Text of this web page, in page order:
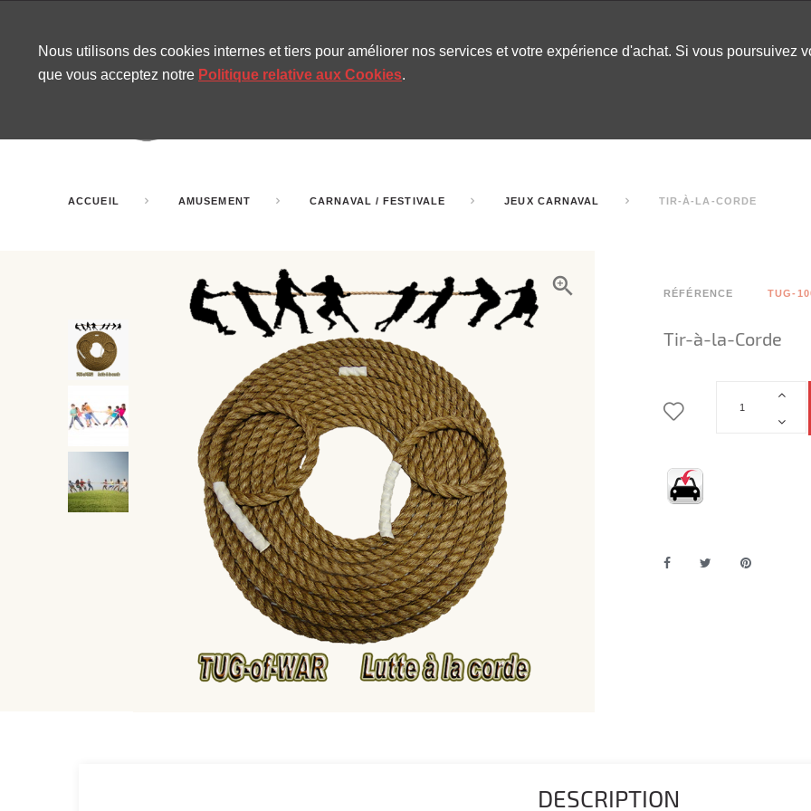
ACCUEIL AMUSEMENT CARNAVAL / FESTIVALE JEUX CARNAVAL TIR-À-LA-CORDE
RÉFÉRENCE TUG-
Tir-à-la-Corde
DESCRIPTION
Nous utilisons des cookies internes et tiers pour améliorer nos services et votre expérience d'achat. Si vous poursuivez
que vous acceptez notre Politique relative aux Cookies.